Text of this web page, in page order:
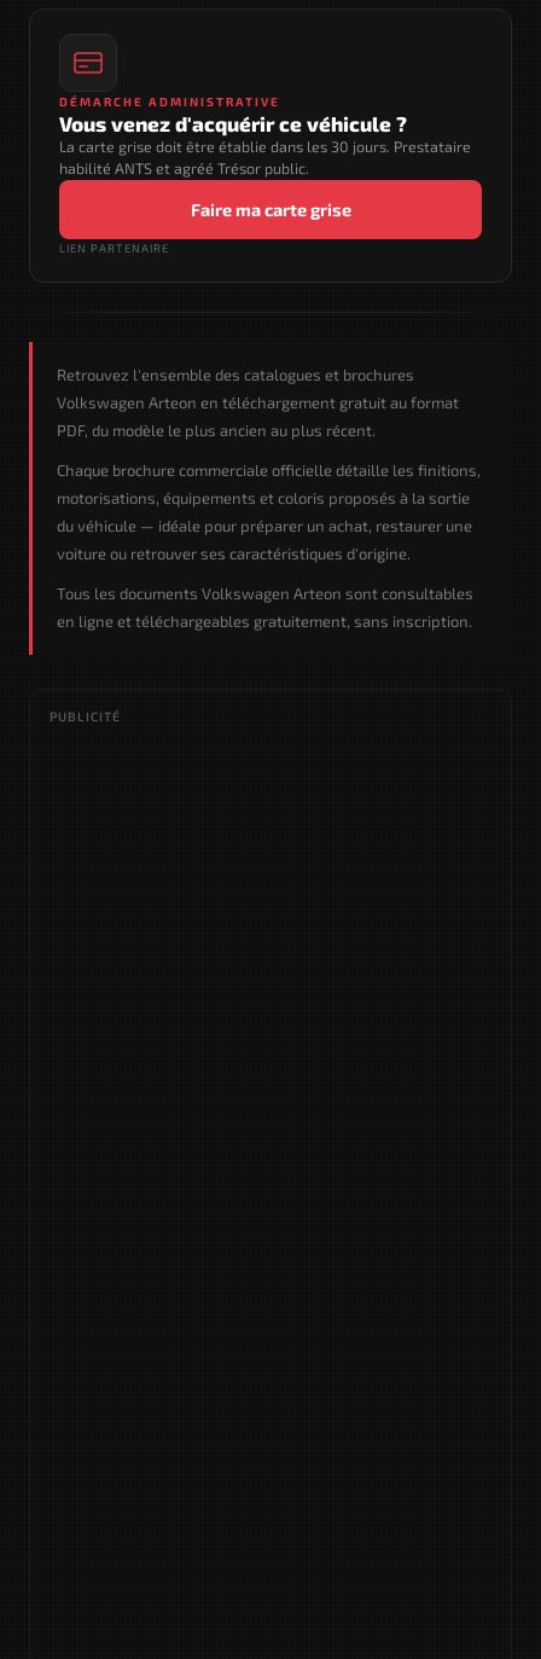
DÉMARCHE ADMINISTRATIVE
Vous venez d'acquérir ce véhicule ?
La carte grise doit être établie dans les 30 jours. Prestataire
habilité ANTS et agréé Trésor public.
Faire ma carte grise
LIEN PARTENAIRE
Retrouvez l'ensemble des catalogues et brochures
Volkswagen Arteon en téléchargement gratuit au format
PDF, du modèle le plus ancien au plus récent.
Chaque brochure commerciale officielle détaille les finitions,
motorisations, équipements et coloris proposés à la sortie
du véhicule — idéale pour préparer un achat, restaurer une
voiture ou retrouver ses caractéristiques d'origine.
Tous les documents Volkswagen Arteon sont consultables
en ligne et téléchargeables gratuitement, sans inscription.
PUBLICITÉ